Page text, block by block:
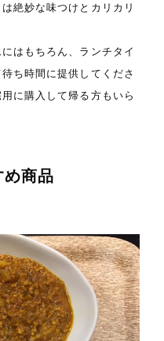
絶妙な味つけとカリカリ
はもちろん、ランチタイ
ち時間に提供してくださ
に購入して帰る方もいら
め商品